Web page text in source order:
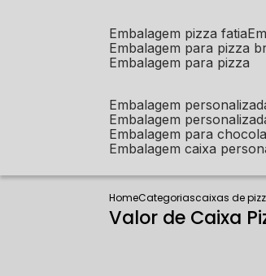
embalagem pizza fatia
embalagem para pizza
embalagem para pizza
embalagem
embalagem
embalagem para
embalagem caixa
HomeCategoriascaixas de
Valor de Caixa